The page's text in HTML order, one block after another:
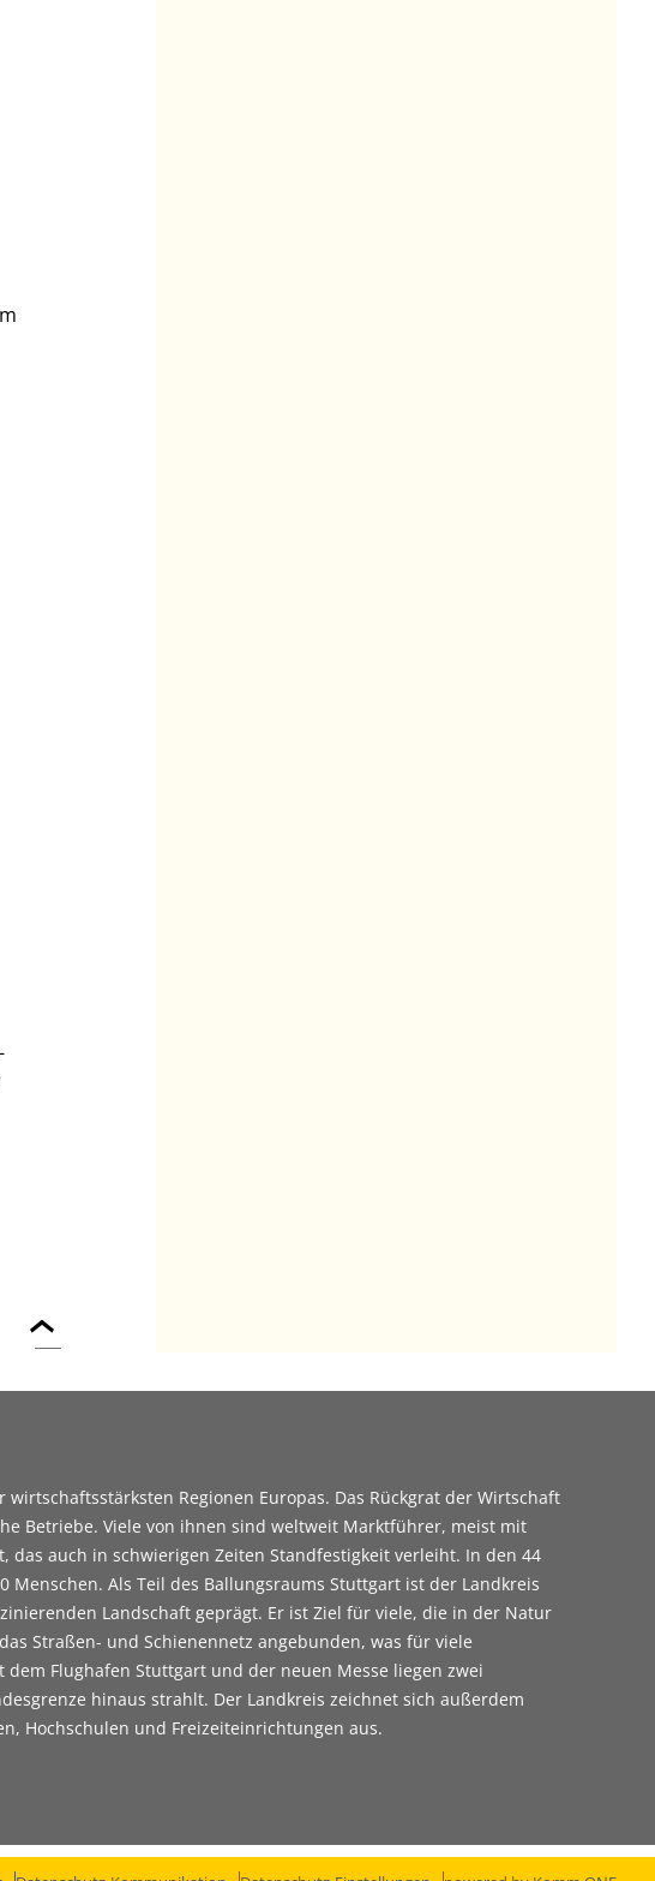
Regionen Europas. Das Rückgrat der Wirtschaft
Betriebe. Viele von ihnen sind weltweit Marktführer, meist mit
das auch in schwierigen Zeiten Standfestigkeit verleiht. In den 44
Menschen. Als Teil des Ballungsraums Stuttgart ist der Landkreis
Landschaft geprägt. Er ist Ziel für viele, die in der Natur
Straßen- und Schienennetz angebunden, was für viele
Flughafen Stuttgart und der neuen Messe liegen zwei
hinaus strahlt. Der Landkreis zeichnet sich außerdem
Hochschulen und Freizeiteinrichtungen aus.